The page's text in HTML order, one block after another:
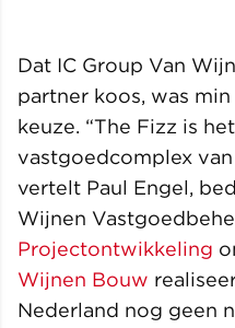
Dat IC Group Van
partner koos, was
keuze. “The Fizz is
vastgoedcomplex
vertelt Paul Engel,
Wijnen
Projectontwikkeling
Wijnen Bouw
Nederland nog geen